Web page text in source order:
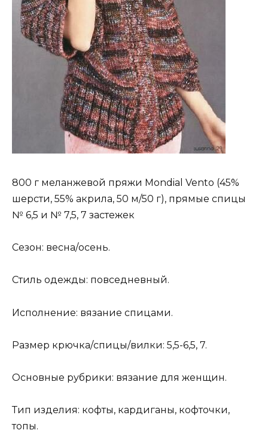
800 г меланжевой пряжи Mondial Vento (45%
шерсти, 55% акрила, 50 м/50 г), прямые спицы
№ 6,5 и № 7,5, 7 застежек
Сезон: весна/осень.
Стиль одежды: повседневный.
Исполнение: вязание спицами.
Размер крючка/спицы/вилки: 5,5-6,5, 7.
Основные рубрики: вязание для женщин.
Тип изделия: кофты, кардиганы, кофточки,
топы.